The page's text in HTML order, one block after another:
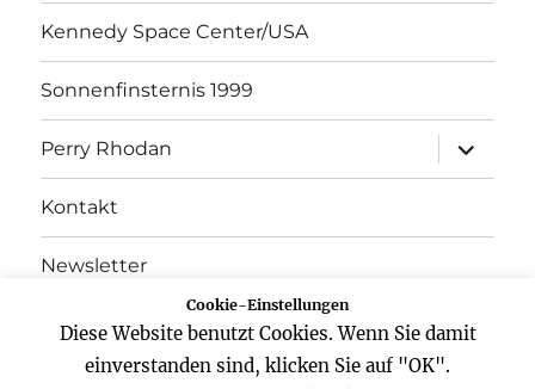
Kennedy Space Center/USA
Sonnenfinsternis 1999
Perry Rhodan
öffnen
Kontakt
Newsletter
Datenschutz
Cookie-Einstellungen
Diese Website benutzt Cookies. Wenn Sie damit
einverstanden sind, klicken Sie auf "OK".